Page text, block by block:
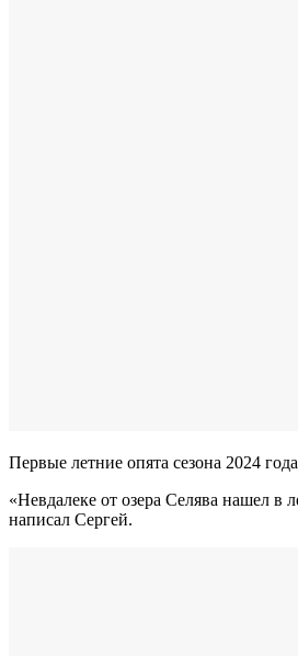
Первые летние опята сезона 2024
«Невдалеке от озера Селява нашел в
написал Сергей.